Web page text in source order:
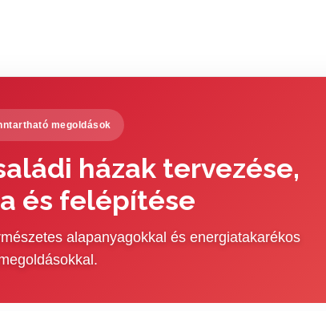
megoldások
házak tervezése,
és felépítése
alapanyagokkal és energiatakarékos